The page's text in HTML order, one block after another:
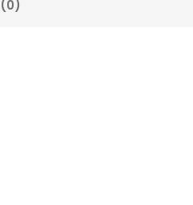
(0)